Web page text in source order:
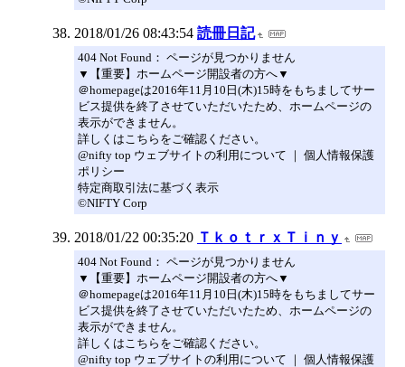
2018/01/26 08:43:54 読冊日記
404 Not Found： ページが見つかりません
▼【重要】ホームページ開設者の方へ▼
＠homepageは2016年11月10日(木)15時をもちましてサー
ビス提供を終了させていただいたため、ホームページの
表示ができません。
詳しくはこちらをご確認ください。
@nifty top ウェブサイトの利用について ｜ 個人情報保護
ポリシー
特定商取引法に基づく表示
©NIFTY Corp
2018/01/22 00:35:20 ＴｋｏｔｒｘＴｉｎｙ
404 Not Found： ページが見つかりません
▼【重要】ホームページ開設者の方へ▼
＠homepageは2016年11月10日(木)15時をもちましてサー
ビス提供を終了させていただいたため、ホームページの
表示ができません。
詳しくはこちらをご確認ください。
@nifty top ウェブサイトの利用について ｜ 個人情報保護